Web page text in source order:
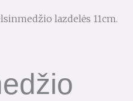
lazdelės 11cm.